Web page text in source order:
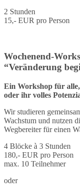
2 Stunden
15,- EUR pro Person
Wochenend-
“Veränderung
Ein Workshop für
oder ihr volles
Wir studieren
Wachstum und nutzen
Wegbereiter für einen
4 Blöcke à 3 Stunden
180,- EUR pro Person
max. 10 Teilnehmer
oder